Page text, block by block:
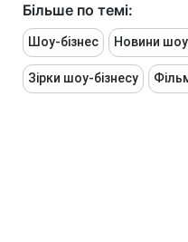
Більше по темі:
Шоу-бізнес Новини
Зірки шоу-бізнесу